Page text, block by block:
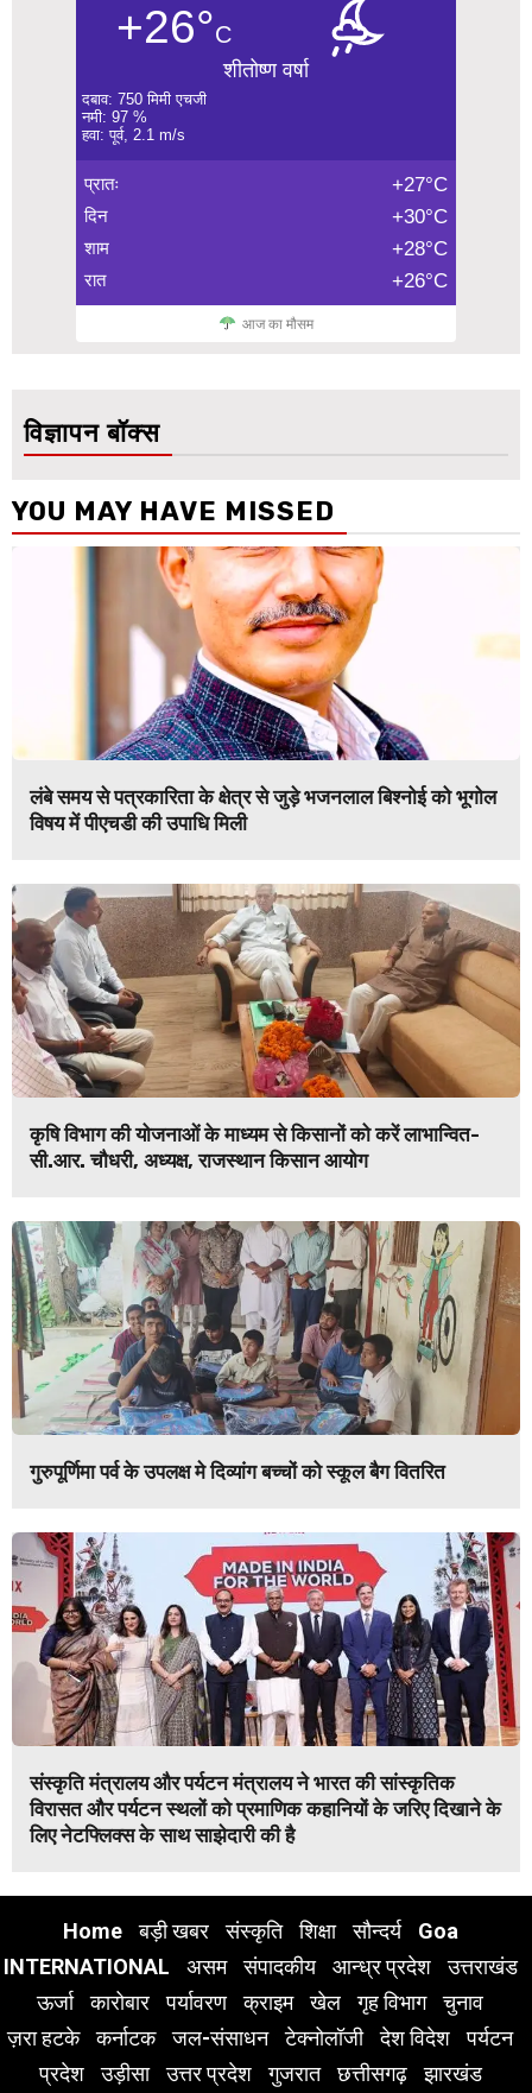
+26°C
शीतोष्ण वर्षा
दबाव: 750 मिमी एचजी
नमी: 97 %
हवा: पूर्व, 2.1 m/s
प्रातः +27°C
दिन +30°C
शाम +28°C
रात +26°C
आज का मौसम
विज्ञापन बॉक्स
YOU MAY HAVE MISSED
लंबे समय से पत्रकारिता के क्षेत्र से जुड़े भजनलाल बिश्नोई को भूगोल
विषय में पीएचडी की उपाधि मिली
कृषि विभाग की योजनाओं के माध्यम से किसानों को करें लाभान्वित-
सी.आर. चौधरी, अध्यक्ष, राजस्थान किसान आयोग
गुरुपूर्णिमा पर्व के उपलक्ष मे दिव्यांग बच्चों को स्कूल बैग वितरित
संस्कृति मंत्रालय और पर्यटन मंत्रालय ने भारत की सांस्कृतिक
विरासत और पर्यटन स्थलों को प्रमाणिक कहानियों के जरिए दिखाने के
लिए नेटफ्लिक्स के साथ साझेदारी की है
Home बड़ी खबर संस्कृति शिक्षा सौन्दर्य
Goa
INTERNATIONAL
असम संपादकीय आन्ध्र प्रदेश
उत्तराखंड
ऊर्जा
कारोबार पर्यावरण क्राइम खेल गृह विभाग
चुनाव
ज़रा हटके
कर्नाटक जल-संसाधन टेक्नोलॉजी देश विदेश
पर्यटन
प्रदेश
उड़ीसा उत्तर प्रदेश गुजरात छत्तीसगढ़ झारखंड